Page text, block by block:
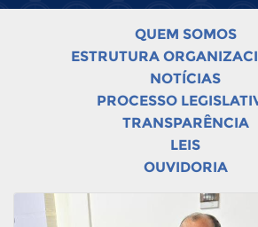
QUEM SOMOS
ESTRUTURA
NOTÍCIAS
PROCESSO
TRANSPARÊNCIA
LEIS
OUVIDORIA